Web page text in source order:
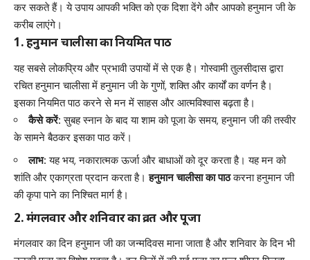
कर सकते हैं। ये उपाय आपकी भक्ति को एक दिशा देंगे और आपको हनुमान जी के
करीब लाएंगे।
1. हनुमान चालीसा का नियमित पाठ
यह सबसे लोकप्रिय और प्रभावी उपायों में से एक है। गोस्वामी तुलसीदास द्वारा
रचित हनुमान चालीसा में हनुमान जी के गुणों, शक्ति और कार्यों का वर्णन है।
इसका नियमित पाठ करने से मन में साहस और आत्मविश्वास बढ़ता है।
कैसे करें: सुबह स्नान के बाद या शाम को पूजा के समय, हनुमान जी की तस्वीर
के सामने बैठकर इसका पाठ करें।
लाभ: यह भय, नकारात्मक ऊर्जा और बाधाओं को दूर करता है। यह मन को
शांति और एकाग्रता प्रदान करता है।हनुमान चालीसा का पाठकरना हनुमान जी
की कृपा पाने का निश्चित मार्ग है।
2. मंगलवार और शनिवार का व्रत और पूजा
मंगलवार का दिन हनुमान जी का जन्मदिवस माना जाता है और शनिवार के दिन भी